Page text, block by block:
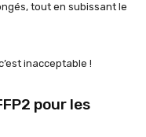
tout en subissant le
inacceptable !
pour les